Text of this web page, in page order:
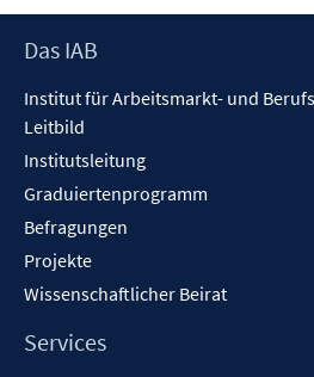
öffnen
Footer
Das IAB
Institut für Arbeitsmarkt- und
Leitbild
Institutsleitung
Graduiertenprogramm
Befragungen
Projekte
Wissenschaftlicher Beirat
Services